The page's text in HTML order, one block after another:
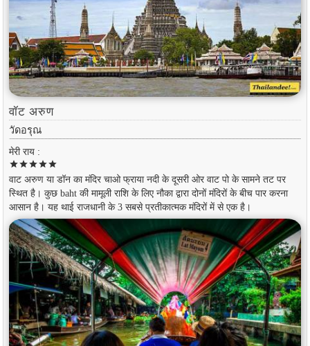
वॉट अरुण
วัดอรุณ
मेरी राय :
starstarstarstarstar
वाट अरुण या डॉन का मंदिर चाओ फ्राया नदी के दूसरी ओर वाट पो के सामने तट पर
स्थित है। कुछ baht की मामूली राशि के लिए नौका द्वारा दोनों मंदिरों के बीच पार करना
आसान है। यह थाई राजधानी के 3 सबसे प्रतीकात्मक मंदिरों में से एक है।